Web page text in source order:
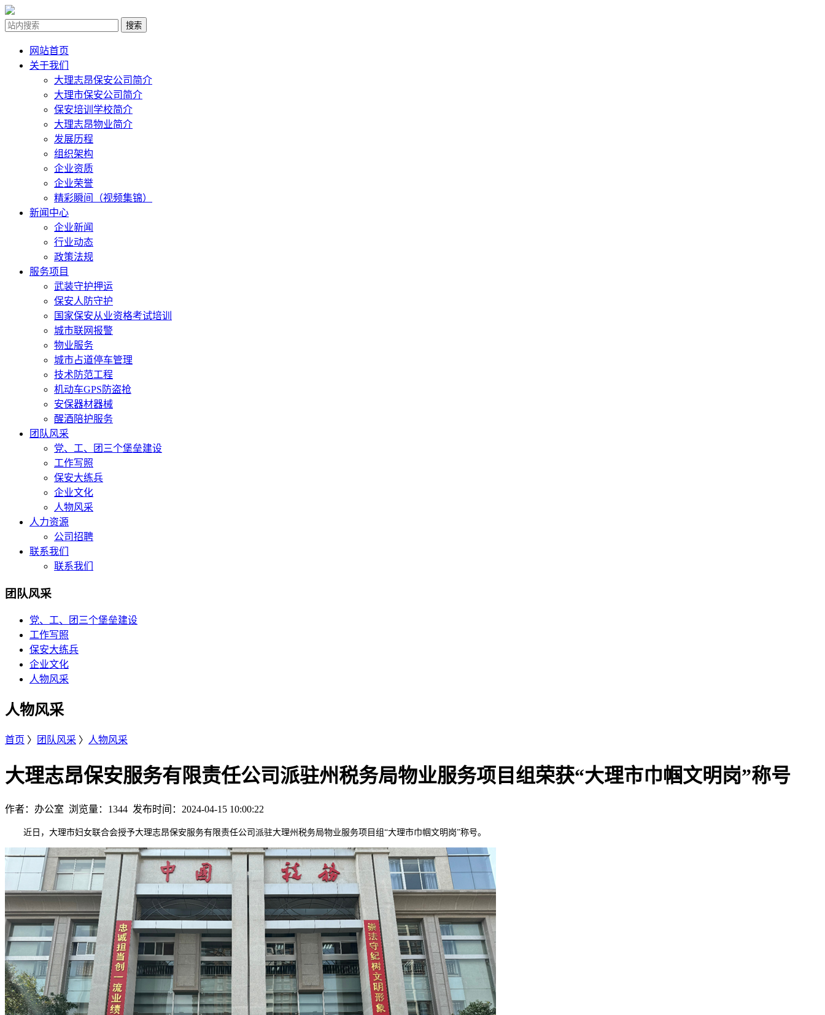
网站首页
关于我们
大理志昂保安公司简介
大理市保安公司简介
保安培训学校简介
大理志昂物业简介
发展历程
组织架构
企业资质
企业荣誉
精彩瞬间（视频集锦）
新闻中心
企业新闻
行业动态
政策法规
服务项目
武装守护押运
保安人防守护
国家保安从业资格考试培训
城市联网报警
物业服务
城市占道停车管理
技术防范工程
机动车GPS防盗抢
安保器材器械
醒酒陪护服务
团队风采
党、工、团三个堡垒建设
工作写照
保安大练兵
企业文化
人物风采
人力资源
公司招聘
联系我们
联系我们
团队风采
党、工、团三个堡垒建设
工作写照
保安大练兵
企业文化
人物风采
人物风采
首页 〉 团队风采 〉 人物风采
大理志昂保安服务有限责任公司派驻州税务局物业服务项目组荣获“大理市巾帼文明岗”称号
作者：办公室 浏览量：1344 发布时间：2024-04-15 10:00:22
近日，大理市妇女联合会授予大理志昂保安服务有限责任公司派驻大理州税务局物业服务项目组“大理市巾帼文明岗”称号。